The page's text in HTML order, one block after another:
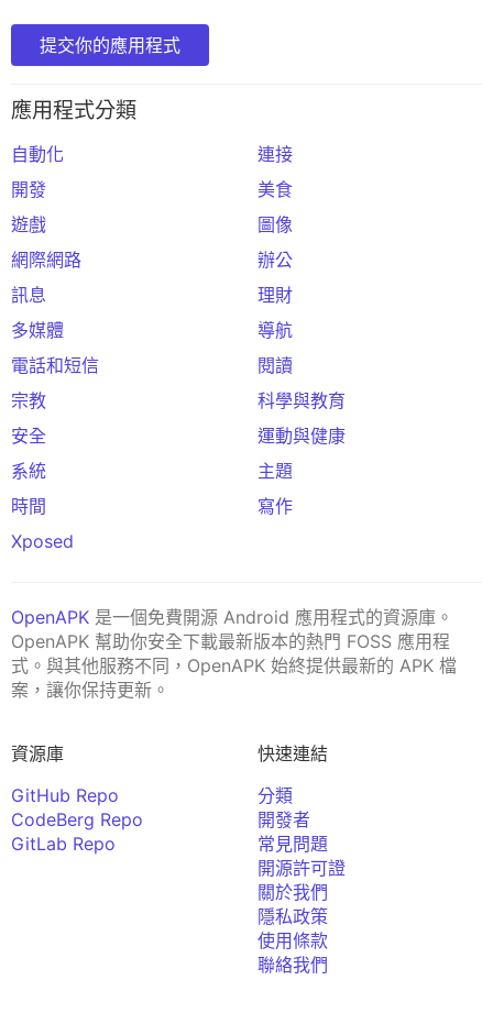
提交你的應用程式
應用程式分類
自動化
連接
開發
美食
遊戲
圖像
網際網路
辦公
訊息
理財
多媒體
導航
電話和短信
閱讀
宗教
科學與教育
安全
運動與健康
系統
主題
時間
寫作
Xposed
OpenAPK 是一個免費開源 Android 應用程式的資源庫。
OpenAPK 幫助你安全下載最新版本的熱門 FOSS 應用程
式。與其他服務不同，OpenAPK 始終提供最新的 APK 檔
案，讓你保持更新。
資源庫
GitHub Repo
CodeBerg Repo
GitLab Repo
快速連結
分類
開發者
常見問題
開源許可證
關於我們
隱私政策
使用條款
聯絡我們